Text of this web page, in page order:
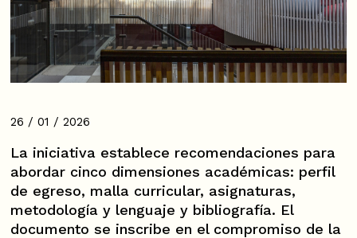
26 / 01 / 2026
La iniciativa establece recomendaciones para
abordar cinco dimensiones académicas: perfil
de egreso, malla curricular, asignaturas,
metodología y lenguaje y bibliografía. El
documento se inscribe en el compromiso de la